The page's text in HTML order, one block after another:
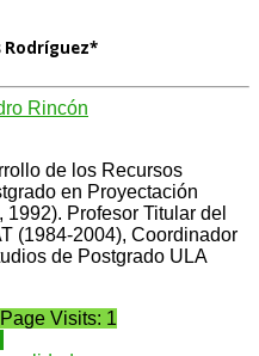
Rodríguez*
Rincón
de los Recursos
en Proyectación
Profesor Titular del
(1984-2004), Coordinador
de Postgrado ULA
Visits: 1